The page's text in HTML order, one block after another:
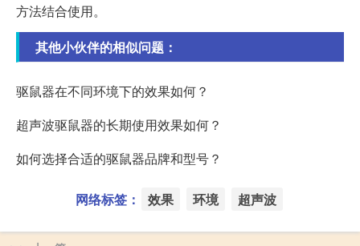
方法结合使用。
其他小伙伴的相似问题：
驱鼠器在不同环境下的效果如何？
超声波驱鼠器的长期使用效果如何？
如何选择合适的驱鼠器品牌和型号？
网络标签： 效果 环境 超声波